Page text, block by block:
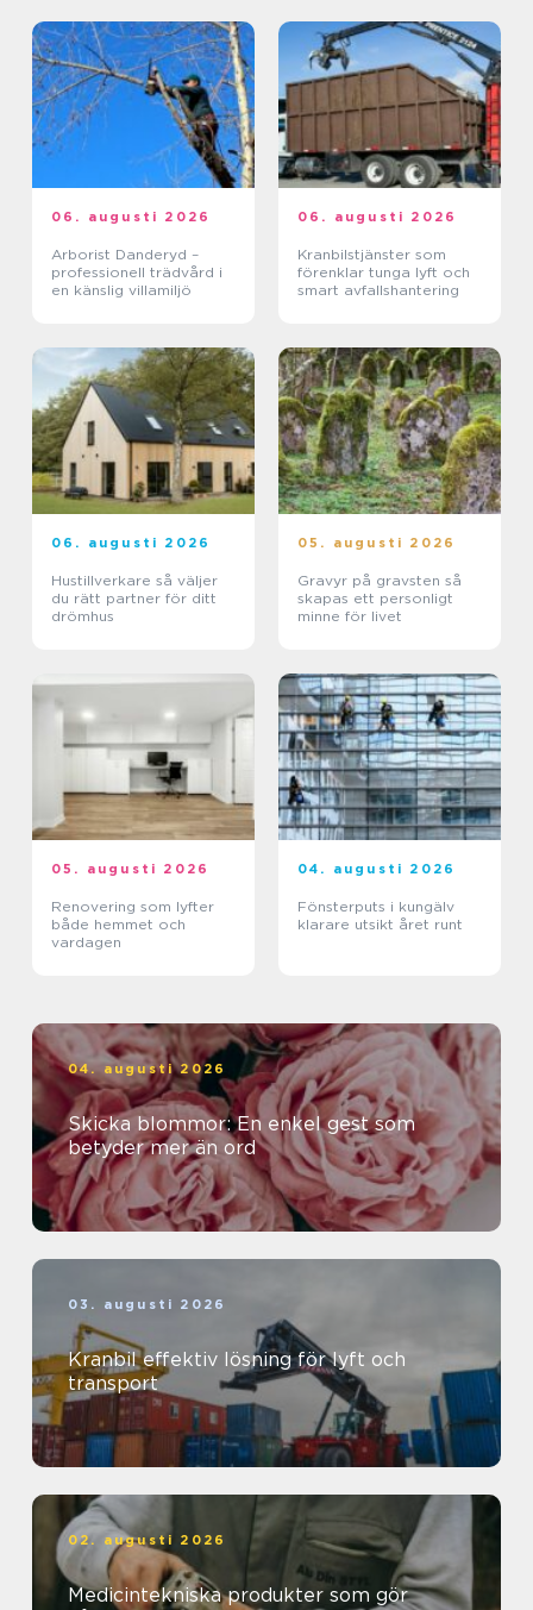
06. augusti 2026
Arborist Danderyd –
professionell trädvård i
en känslig villamiljö
06. augusti 2026
Kranbilstjänster som
förenklar tunga lyft och
smart avfallshantering
06. augusti 2026
Hustillverkare så väljer
du rätt partner för ditt
drömhus
05. augusti 2026
Gravyr på gravsten så
skapas ett personligt
minne för livet
05. augusti 2026
Renovering som lyfter
både hemmet och
vardagen
04. augusti 2026
Fönsterputs i kungälv
klarare utsikt året runt
04. augusti 2026
Skicka blommor: En enkel gest som
betyder mer än ord
03. augusti 2026
Kranbil effektiv lösning för lyft och
transport
02. augusti 2026
Medicintekniska produkter som gör